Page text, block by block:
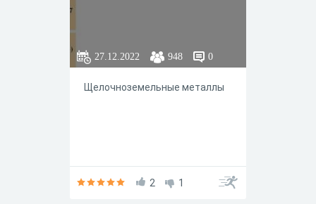
27.12.2022 948 0
Щелочноземельные металлы
2 1